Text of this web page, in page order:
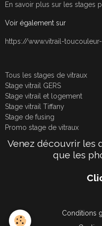
En savoir plus sur les stages
Voir également sur
https://www.vitrail-
Tous les stages de vitraux
Stage vitrail GERS
Stage vitrail et logement
Stage vitrail Tiffany
Stage de fusing
Promo stage de vitraux
Venez découvrir les
que les
Conditions